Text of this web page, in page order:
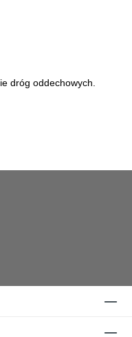
dróg oddechowych.